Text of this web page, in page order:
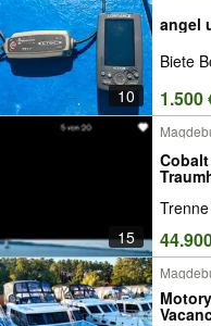
10
angel
Biete
1.500
15